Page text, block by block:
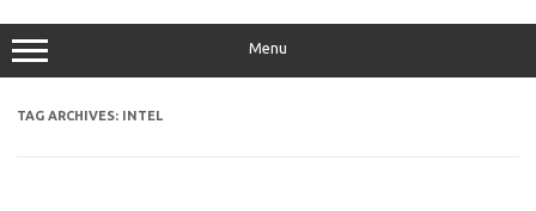
Menu
TAG ARCHIVES: INTEL